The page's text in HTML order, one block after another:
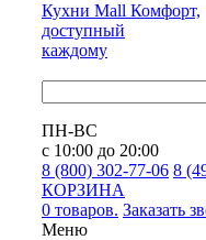
Кухни Mall Комфорт,
доступный
каждому
ПН-ВС
с 10:00 до 20:00
8 (800) 302-77-06 8
КОРЗИНА
0 товаров. Заказать
Меню